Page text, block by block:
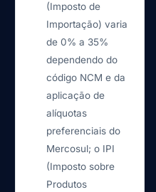
(Imposto de
Importação) varia
de 0% a 35%
dependendo do
código NCM e da
aplicação de
alíquotas
preferenciais do
Mercosul; o IPI
(Imposto sobre
Produtos